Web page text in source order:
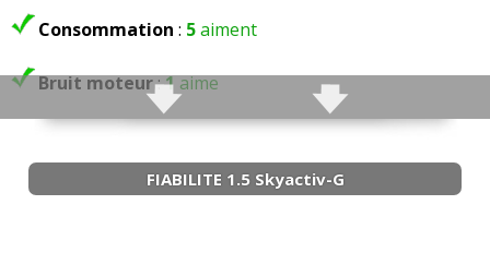
18/20
1.5 Skyactiv-G 90 ch 57000 km, boîte
08/20
1.5 Skyactiv-G 90 ch BVA,
2019,12000km(1)
15/20 1.5 Skyactiv-G 90 ch(0)
Consommation : 5aiment
Bruit moteur:1aime
FIABILITE 1.5 Skyactiv-G